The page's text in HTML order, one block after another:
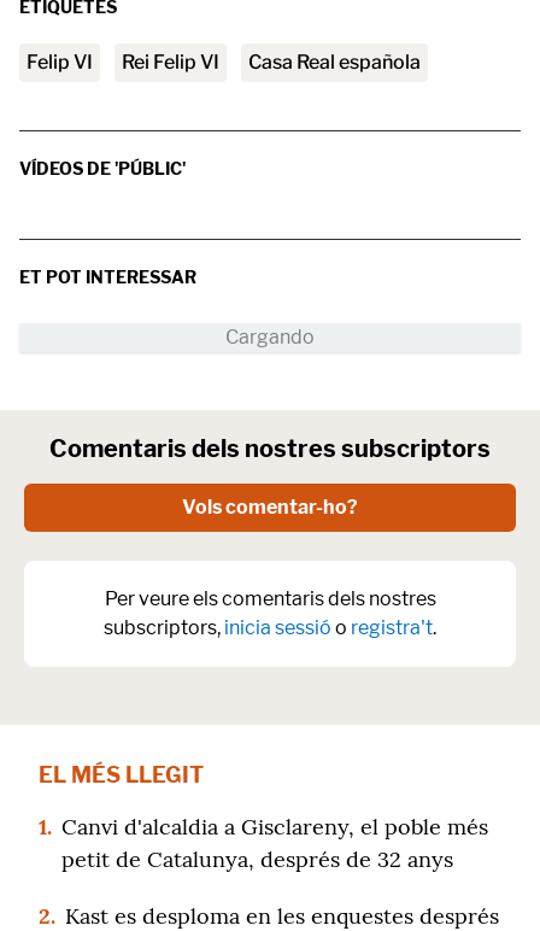
ETIQUETES
Felip VI rei Felip VI Casa Real española
VÍDEOS DE 'PÚBLIC'
ET POT INTERESSAR
Comentaris dels nostres subscriptors
Vols comentar-ho?
Per veure els comentaris dels nostres
subscriptors, inicia sessió o registra't.
EL MÉS LLEGIT
1. Canvi d'alcaldia a Gisclareny, el poble més
petit de Catalunya, després de 32 anys
2. Kast es desploma en les enquestes després